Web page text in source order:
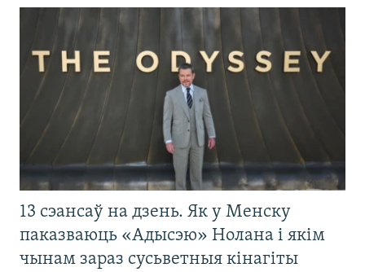
13 сэансаў на дзень. Як у Менску
паказваюць «Адысэю» Нолана і якім
чынам зараз сусьветныя кінагіты